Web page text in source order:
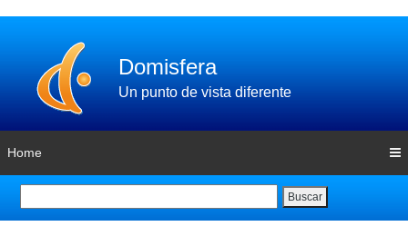
Domisfera
Un punto de vista diferente
Home
Buscar